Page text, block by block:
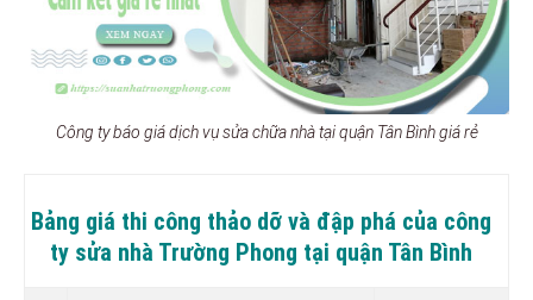
Công ty báo giá dịch vụ sửa chữa nhà tại quận Tân Bình giá rẻ
Bảng giá thi công thảo dỡ và đập phá của công
ty sửa nhà Trường Phong tại quận Tân Bình